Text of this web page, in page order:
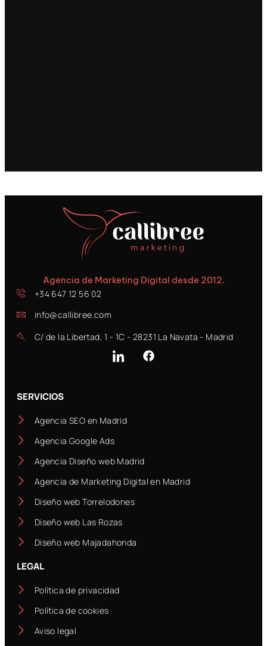
Agencia de Marketing Digital desde 2012.
+34 647 12 56 02
info@callibree.com
C/ de la Libertad, 1 - 1C - 28231 La Navata - Madrid
SERVICIOS
Agencia SEO en Madrid
Agencia Google Ads
Agencia Diseño web Madrid
Agencia de Marketing Digital en Madrid
Diseño web Torrelodones
Diseño web Las Rozas
Diseño web Majadahonda
LEGAL
Política de privacidad
Política de cookies
Aviso legal